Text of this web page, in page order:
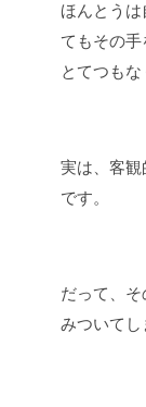
ほんとうは
てもその
とてつもな
実は、客
です。
だって、
みついてし